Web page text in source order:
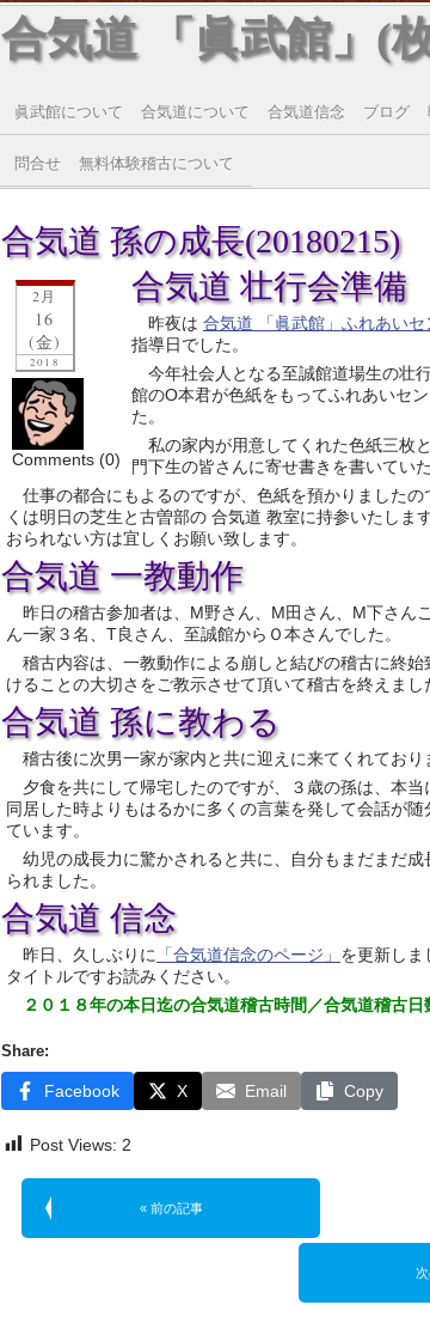
合気道 「眞武館」(
眞武館について 合気道について 合気道信念 ブログ
問合せ 無料体験稽古について
合気道 孫の成長(20180215)
2月
16
(金)
2018
Comments (0)
合気道 壮行会準備
昨夜は 合気道 「眞武館」ふれあいセ
指導日でした。
今年社会人となる至誠館道場生の壮
館のO本君が色紙をもってふれあいセ
た。
私の家内が用意してくれた色紙三枚
門下生の皆さんに寄せ書きを書いてい
仕事の都合にもよるのですが、色紙を預かりましたの
くは明日の芝生と古曽部の 合気道 教室に持参いたしま
おられない方は宜しくお願い致します。
合気道 一教動作
昨日の稽古参加者は、M野さん、M田さん、M下さん
ん一家３名、T良さん、至誠館からＯ本さんでした。
稽古内容は、一教動作による崩しと結びの稽古に終
けることの大切さをご教示させて頂いて稽古を終えまし
合気道 孫に教わる
稽古後に次男一家が家内と共に迎えに来てくれており
夕食を共にして帰宅したのですが、３歳の孫は、本当
同居した時よりもはるかに多くの言葉を発して会話が随
ています。
幼児の成長力に驚かされると共に、自分もまだまだ
られました。
合気道 信念
昨日、久しぶりに 「合気道信念のページ」 を更新しま
タイトルですお読みください。
２０１８年の本日迄の合気道稽古時間／合気道稽古日
Share:
Facebook X Email Copy
Post Views: 2
« 前の記事